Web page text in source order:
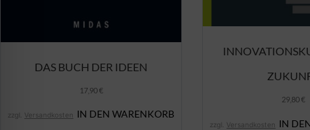
DAS BUCH DER IDEEN
17,90€
zzgl. Versandkosten IN DEN WARENKORB
29,80€
zzgl. Versandkosten IN